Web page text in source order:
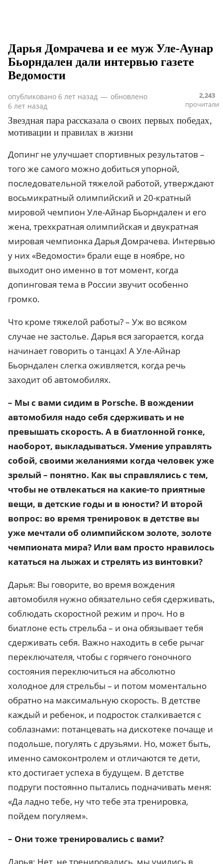
Дарья Домрачева и ее муж Уле-Аунар
Бьорндален дали интервью газете
Ведомости
опубликовано 6 лет назад — обновлено
6 лет назад
2,243
прочитали
Звездная пара рассказала о своих первых победах,
мотивации и правилах в жизни
Допинг не улучшает спортивных результатов –
того же самого можно добиться упорной,
последовательной тяжелой работой, утверждают
восьмикратный олимпийский и 20-кратный
мировой чемпион Уле-Айнар Бьорндален и его
жена, трехкратная олимпийская и двукратная
мировая чемпионка Дарья Домрачева. Интервью
у них «Ведомости» брали еще в ноябре, но
выходит оно именно в тот момент, когда
допинговая тема в России звучит особенно
громко.
Что кроме тяжелой работы? – Уж во всяком
случае не застолье. Дарья вся загорается, когда
начинает говорить о танцах! А Уле-Айнар
Бьорндален слегка оживляется, когда речь
заходит об автомобилях.
– Мы с вами сидим в Porsсhe. В вождении
автомобиля надо себя сдерживать и не
превышать скорость. А в биатлонной гонке,
наоборот, выкладываться. Умение управлять
собой, своими желаниями когда человек уже
зрелый – понятно. Как вы справлялись с тем,
чтобы не отвлекаться на какие-то приятные
вещи, в детские годы и в юности? И второй
вопрос: во время тренировок в детстве вы
уже мечтали об олимпийском золоте, золоте
чемпионата мира? Или вам просто нравилось
кататься на лыжах и стрелять из винтовки?
Дарья: Вы говорите, во время вождения
автомобиля нужно обязательно себя сдерживать,
соблюдать скоростной режим и проч. Но в
биатлоне есть стрельба – и она обязывает тебя
сдерживать себя. Важно находить в себе рычаг
переключателя, чтобы с горячего гоночного
состояния переключиться на абсолютно
холодное для стрельбы – и потом моментально
обратно на максимальную скорость. В детстве
каждый и ребенок, и подросток сталкивается с
соблазнами: потанцевать на дискотеке почаще и
подольше, погулять с друзьями. Но, может быть,
именно самоконтролем и отличаются те дети,
кто достигает успеха в будущем. В детстве
подруги постоянно пытались подначивать меня:
«Да ладно тебе, ну что тебе эта тренировка,
пойдем погуляем».
– Они тоже тренировались с вами?